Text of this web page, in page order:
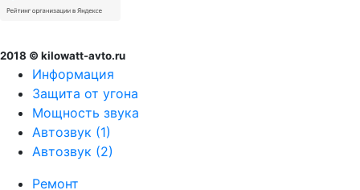
2018 © kilowatt-avto.ru
Информация
Защита от угона
Мощность звука
Автозвук (1)
Автозвук (2)
Ремонт